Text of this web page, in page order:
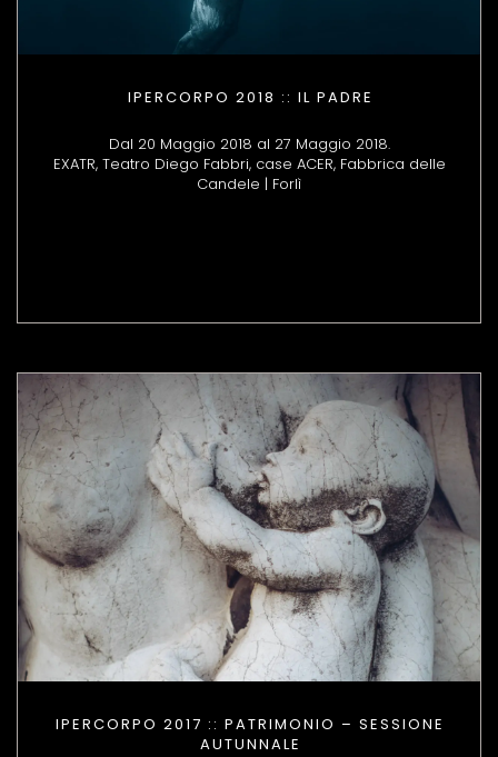
IPERCORPO 2018 :: IL PADRE
Dal 20 Maggio 2018 al 27 Maggio 2018.
EXATR, Teatro Diego Fabbri, case ACER, Fabbrica delle
Candele | Forlì
IPERCORPO 2017 :: PATRIMONIO – SESSIONE
AUTUNNALE